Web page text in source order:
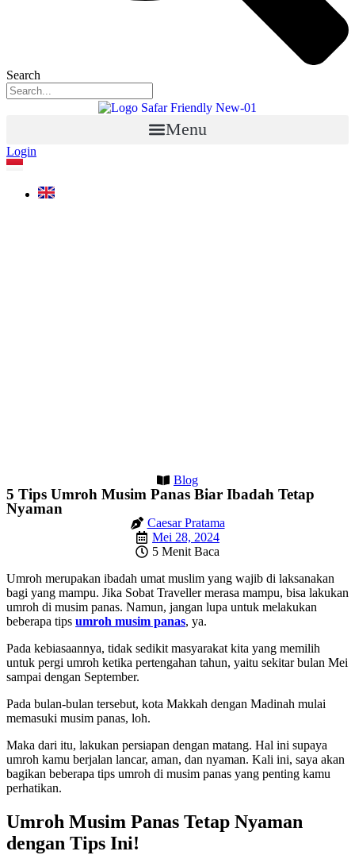
Search
Menu
Login
Blog
5 Tips Umroh Musim Panas Biar Ibadah Tetap
Nyaman
Caesar Pratama
Mei 28, 2024
5 Menit Baca
Umroh merupakan ibadah umat muslim yang wajib di laksanakan
bagi yang mampu. Jika Sobat Traveller merasa mampu, bisa lakukan
umroh di musim panas. Namun, jangan lupa untuk melakukan
beberapa tips umroh musim panas, ya.
Pada kebiasaannya, tidak sedikit masyarakat kita yang memilih
untuk pergi umroh ketika pertengahan tahun, yaitu sekitar bulan Mei
sampai dengan September.
Pada bulan-bulan tersebut, kota Makkah dengan Madinah mulai
memasuki musim panas, loh.
Maka dari itu, lakukan persiapan dengan matang. Hal ini supaya
umroh kamu berjalan lancar, aman, dan nyaman. Kali ini, saya akan
bagikan beberapa tips umroh di musim panas yang penting kamu
perhatikan.
Umroh Musim Panas Tetap Nyaman
dengan Tips Ini!